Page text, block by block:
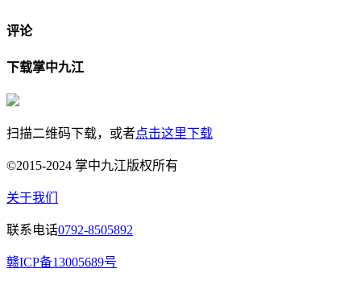
评论
下载掌中九江
扫描二维码下载，或者点击这里下载
©2015-2024 掌中九江版权所有
关于我们
联系电话0792-8505892
赣ICP备13005689号